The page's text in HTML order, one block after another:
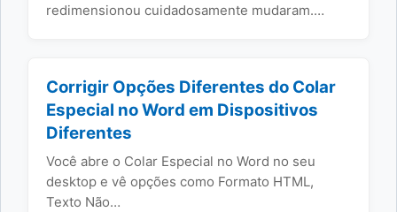
redimensionou cuidadosamente mudaram.…
Corrigir Opções Diferentes do Colar
Especial no Word em Dispositivos
Diferentes
Você abre o Colar Especial no Word no seu
desktop e vê opções como Formato HTML,
Texto Não…